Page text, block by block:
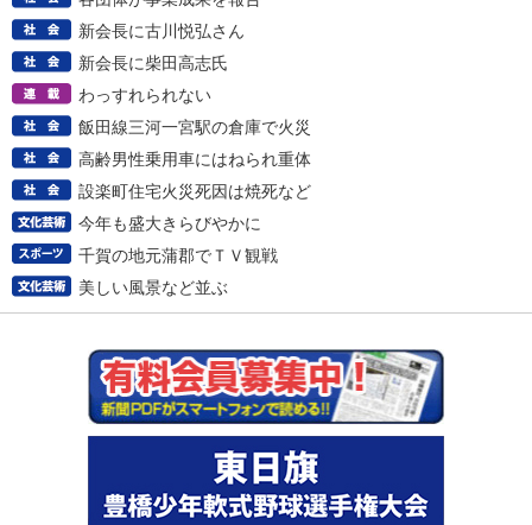
新会長に古川悦弘さん
新会長に柴田高志氏
わっすれられない
飯田線三河一宮駅の倉庫で火災
高齢男性乗用車にはねられ重体
設楽町住宅火災死因は焼死など
今年も盛大きらびやかに
千賀の地元蒲郡でＴＶ観戦
美しい風景など並ぶ